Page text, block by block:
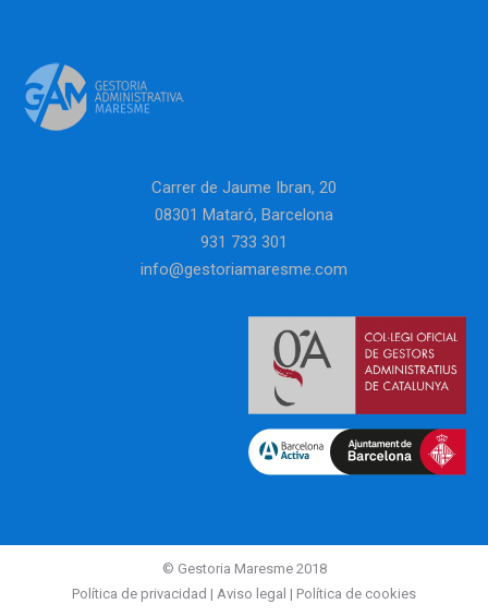
Carrer de Jaume Ibran, 20
08301 Mataró, Barcelona
931 733 301
info@gestoriamaresme.com
© Gestoria Maresme 2018
Política de privacidad | Aviso legal | Política de cookies